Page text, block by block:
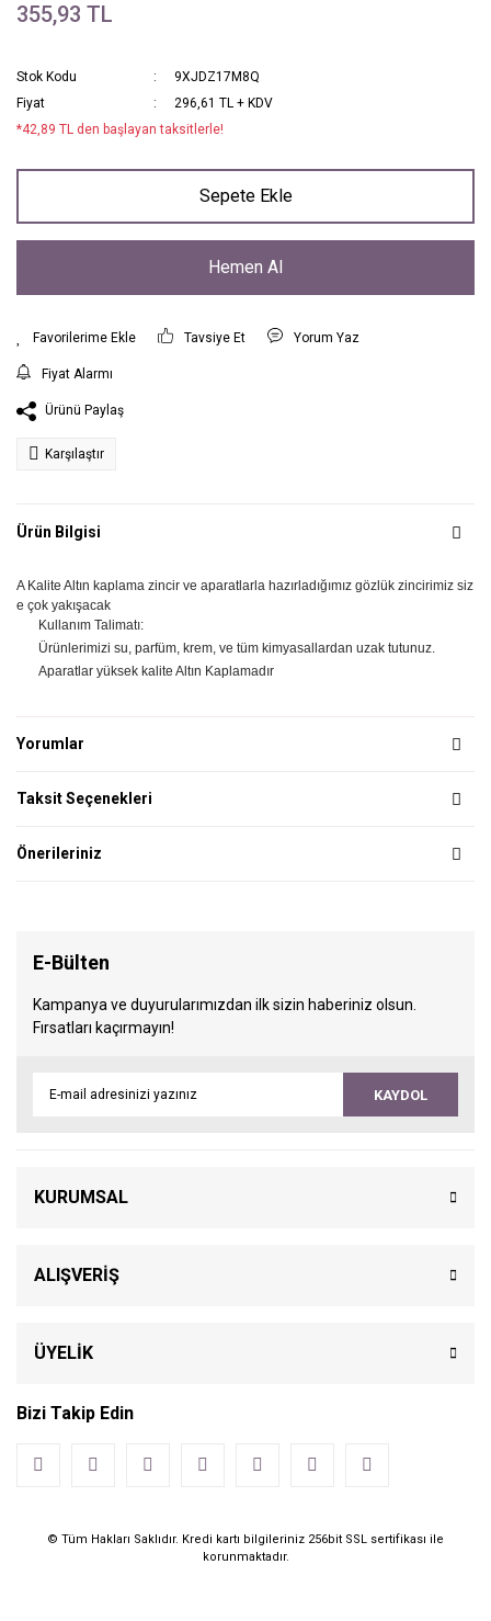
355,93 TL
Stok Kodu
9XJDZ17M8Q
Fiyat
296,61 TL + KDV
*42,89 TL den başlayan taksitlerle!
Sepete Ekle
Hemen Al
Tavsiye Et Yorum Yaz
Fiyat Alarmı
Ürünü Paylaş
Karşılaştır
Ürün Bilgisi
A Kalite Altın kaplama zincir ve aparatlarla hazırladığımız gözlük zincirimiz siz
e çok yakışacak
Kullanım Talimatı:
Ürünlerimizi su, parfüm, krem, ve tüm kimyasallardan uzak tutunuz.
Aparatlar yüksek kalite Altın Kaplamadır
Yorumlar
Taksit Seçenekleri
Önerileriniz
E-Bülten
Kampanya ve duyurularımızdan ilk sizin haberiniz olsun.
Fırsatları kaçırmayın!
KAYDOL
KURUMSAL
ALIŞVERİŞ
ÜYELİK
Bizi Takip Edin
© Tüm Hakları Saklıdır. Kredi kartı bilgileriniz 256bit SSL sertifikası ile
korunmaktadır.